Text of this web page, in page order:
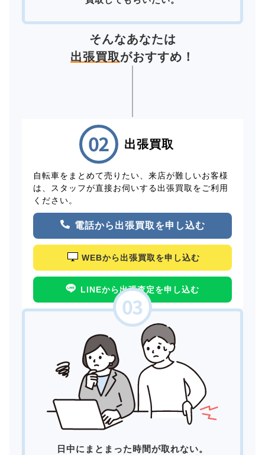
そんなあなたは
出張買取がおすすめ！
出張買取
自転車をまとめて売りたい、来店が難しいお客様
は、スタッフが直接お伺いする出張買取をご利用
ください。
電話から出張買取を申し込む
WEBから出張買取を申し込む
LINEから出張査定を申し込む
日中にまとまった時間が取れない。